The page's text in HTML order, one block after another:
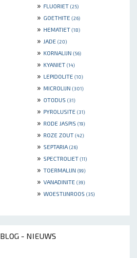
» FLUORIET (25)
» GOETHITE (26)
» HEMATIET (18)
» JADE (20)
» KORNALIJN (56)
» KYANIET (14)
» LEPIDOLITE (10)
» MICROLIJN (301)
» OTODUS (31)
» PYROLUSITE (31)
» RODE JASPIS (19)
» ROZE ZOUT (42)
» SEPTARIA (26)
» SPECTROLIET (11)
» TOERMALIJN (99)
» VANADINITE (39)
» WOESTIJNROOS (35)
BLOG - NIEUWS